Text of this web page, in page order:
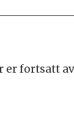
fortsatt